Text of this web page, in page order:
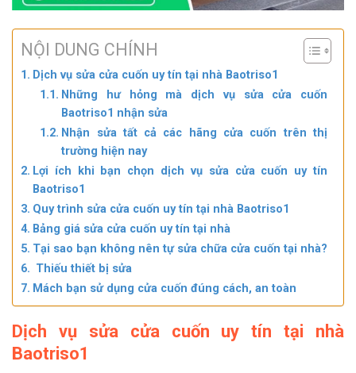
NỘI DUNG CHÍNH
Dịch vụ sửa cửa cuốn uy tín tại nhà Baotriso1
Những hư hỏng mà dịch vụ sửa cửa cuốn
Baotriso1 nhận sửa
Nhận sửa tất cả các hãng cửa cuốn trên thị
trường hiện nay
Lợi ích khi bạn chọn dịch vụ sửa cửa cuốn uy tín
Baotriso1
Quy trình sửa cửa cuốn uy tín tại nhà Baotriso1
Bảng giá sửa cửa cuốn uy tín tại nhà
Tại sao bạn không nên tự sửa chữa cửa cuốn tại nhà?
Thiếu thiết bị sửa
Mách bạn sử dụng cửa cuốn đúng cách, an toàn
Dịch vụ sửa cửa cuốn uy tín tại nhà
Baotriso1